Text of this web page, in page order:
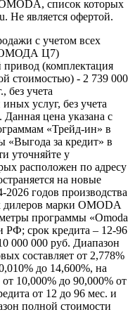
список которых
Не является офертой.
с учетом всех
(ОМОДА Ц7)
(комплектация
стоимостью) - 2 739 000
без учета
услуг, без учета
цена указана с
«Трейд-ин» в
«Выгода за кредит» в
уточняйте у
расположен по адресу
на новые
годов производства
дилеров марки OMODA
программы «Omoda
РФ; срок кредита – 12-96
000 000 руб. Диапазон
составляет от 2,778%
до 14,600%, на
10,000% до 90,000% от
от 12 до 96 мес. и
полной стоимости